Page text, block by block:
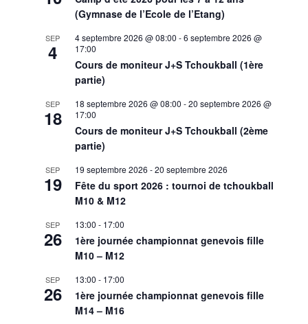
(Gymnase de l’Ecole de l’Etang)
SEP
4
4 septembre 2026 @ 08:00 -6 septembre 2026 @
17:00
Cours de moniteur J+S Tchoukball (1ère
partie)
SEP
18
18 septembre 2026 @ 08:00 -20 septembre 2026 @
17:00
Cours de moniteur J+S Tchoukball (2ème
partie)
SEP
19
19 septembre 2026 -20 septembre 2026
Fête du sport 2026 : tournoi de tchoukball
M10 & M12
SEP
26
13:00 - 17:00
1ère journée championnat genevois fille
M10 – M12
SEP
26
13:00 - 17:00
1ère journée championnat genevois fille
M14 – M16